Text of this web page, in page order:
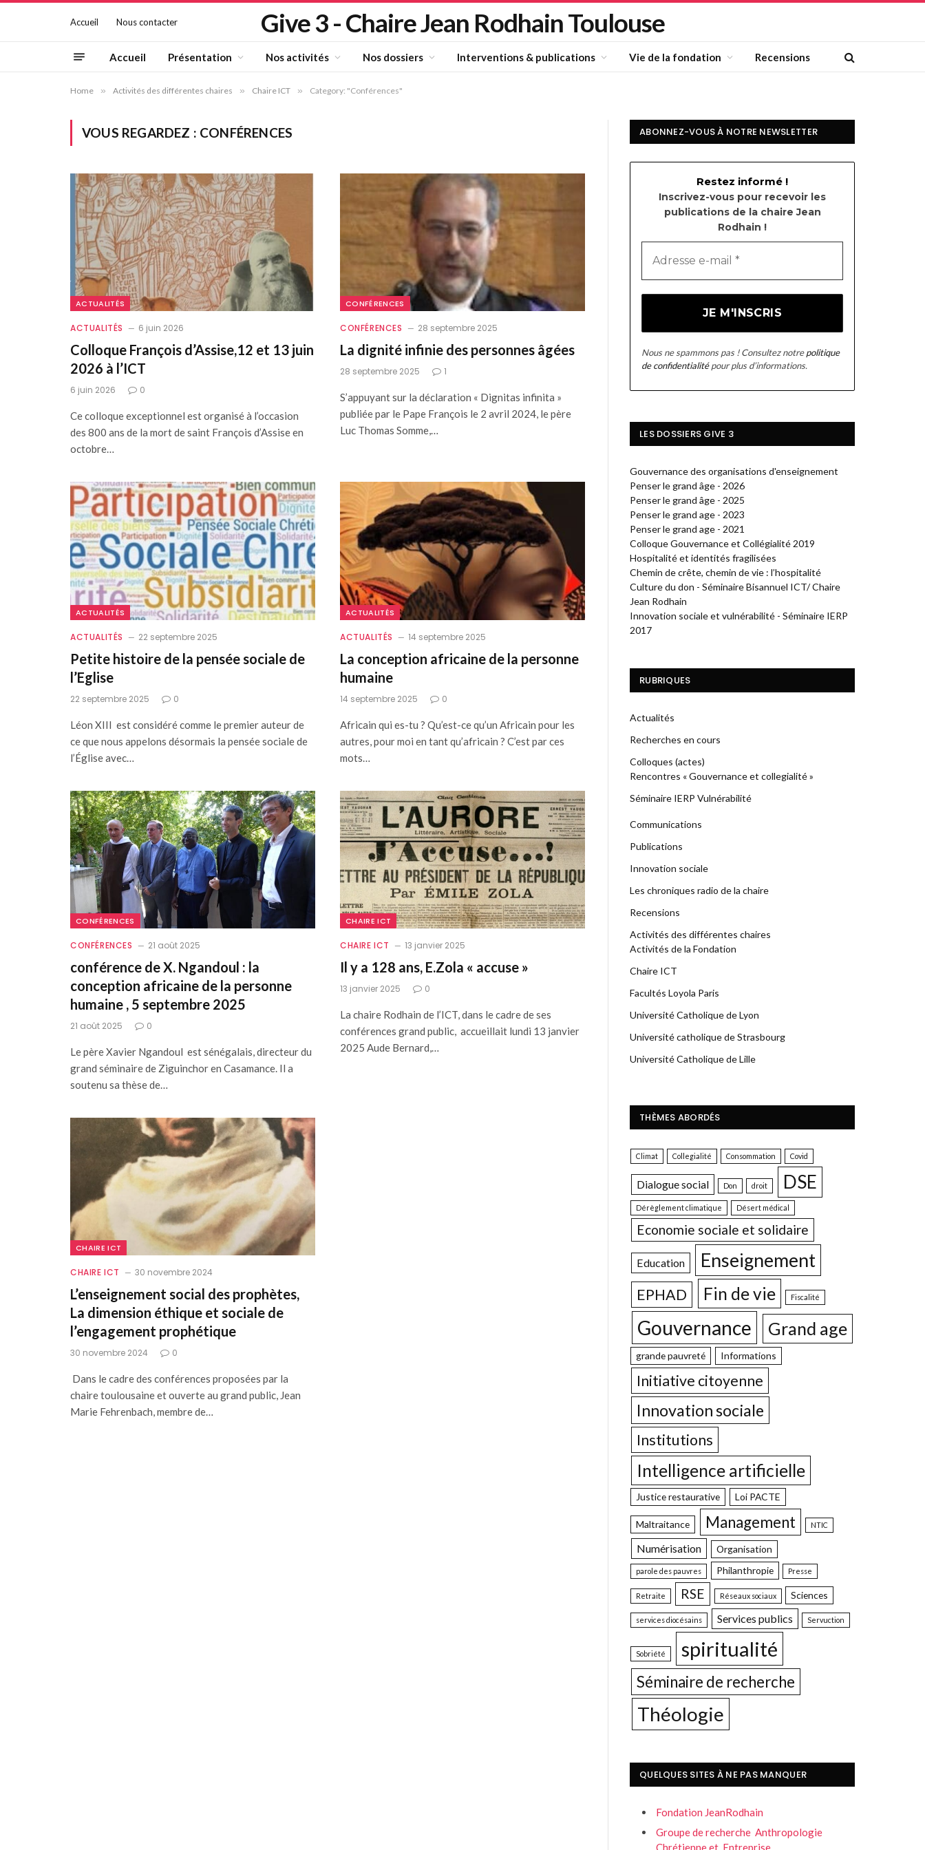
Accueil Nous contacter Give 3 - Chaire Jean Rodhain Toulouse
Accueil Présentation Nos activités Nos dossiers Interventions & publications Vie de la fondation Recensions
Home » Activités des différentes chaires » Chaire ICT » Category: "Conférences"
VOUS REGARDEZ : CONFÉRENCES
ACTUALITÉS
ACTUALITÉS 6 juin 2026
Colloque François d’Assise,12 et 13 juin
2026 à l’ICT
6 juin 2026 0
Ce colloque exceptionnel est organisé à l’occasion
des 800 ans de la mort de saint François d’Assise en
octobre…
CONFÉRENCES
CONFÉRENCES 28 septembre 2025
La dignité infinie des personnes âgées
28 septembre 2025 1
S’appuyant sur la déclaration « Dignitas infinita »
publiée par le Pape François le 2 avril 2024, le père
Luc Thomas Somme,…
ACTUALITÉS
ACTUALITÉS 22 septembre 2025
Petite histoire de la pensée sociale de
l’Eglise
22 septembre 2025 0
Léon XIII est considéré comme le premier auteur de
ce que nous appelons désormais la pensée sociale de
l’Église avec…
ACTUALITÉS
ACTUALITÉS 14 septembre 2025
La conception africaine de la personne
humaine
14 septembre 2025 0
Africain qui es-tu ? Qu’est-ce qu’un Africain pour les
autres, pour moi en tant qu’africain ? C’est par ces
mots…
CONFÉRENCES
CONFÉRENCES 21 août 2025
conférence de X. Ngandoul : la
conception africaine de la personne
humaine , 5 septembre 2025
21 août 2025 0
Le père Xavier Ngandoul est sénégalais, directeur du
grand séminaire de Ziguinchor en Casamance. Il a
soutenu sa thèse de…
CHAIRE ICT
CHAIRE ICT 13 janvier 2025
Il y a 128 ans, E.Zola « accuse »
13 janvier 2025 0
La chaire Rodhain de l’ICT, dans le cadre de ses
conférences grand public, accueillait lundi 13 janvier
2025 Aude Bernard,…
CHAIRE ICT
CHAIRE ICT 30 novembre 2024
L’enseignement social des prophètes,
La dimension éthique et sociale de
l’engagement prophétique
30 novembre 2024 0
Dans le cadre des conférences proposées par la
chaire toulousaine et ouverte au grand public, Jean
Marie Fehrenbach, membre de…
ABONNEZ-VOUS À NOTRE NEWSLETTER
Restez informé !
Inscrivez-vous pour recevoir les
publications de la chaire Jean
Rodhain !
Nous ne spammons pas ! Consultez notrepolitique
de confidentialitépour plus d’informations.
LES DOSSIERS GIVE 3
Gouvernance des organisations d'enseignement
Penser le grand âge - 2026
Penser le grand âge - 2025
Penser le grand age - 2023
Penser le grand age - 2021
Colloque Gouvernance et Collégialité 2019
Hospitalité et identités fragilisées
Chemin de crête, chemin de vie : l’hospitalité
Culture du don - Séminaire Bisannuel ICT/ Chaire
Jean Rodhain
Innovation sociale et vulnérabilité - Séminaire IERP
2017
RUBRIQUES
Actualités
Recherches en cours
Colloques (actes)
Rencontres « Gouvernance et collegialité »
Séminaire IERP Vulnérabilité
Communications
Publications
Innovation sociale
Les chroniques radio de la chaire
Recensions
Activités des différentes chaires
Activités de la Fondation
Chaire ICT
Facultés Loyola Paris
Université Catholique de Lyon
Université catholique de Strasbourg
Université Catholique de Lille
THÈMES ABORDÉS
Climat Collegialité Consommation Covid
Dialogue social Don droit DSE
Dérèglement climatique Désert médical
Economie sociale et solidaire
Education Enseignement
EPHAD Fin de vie Fiscalité
Gouvernance Grand age
grande pauvreté Informations
Initiative citoyenne
Innovation sociale
Institutions
Intelligence artificielle
Justice restaurative Loi PACTE
Maltraitance Management NTIC
Numérisation Organisation
parole des pauvres Philanthropie Presse
Retraite RSE Réseaux sociaux Sciences
services diocésains Services publics Servuction
Sobriété spiritualité
Séminaire de recherche
Théologie
QUELQUES SITES À NE PAS MANQUER
Fondation JeanRodhain
Groupe de recherche Anthropologie
Chrétienne et Entreprise